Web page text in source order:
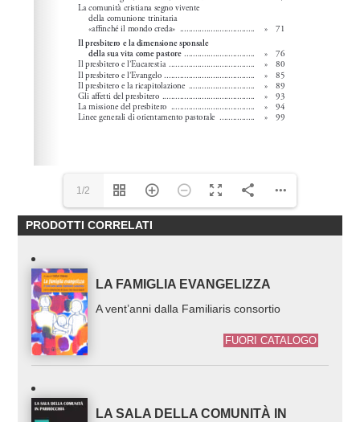
1/2
PRODOTTI CORRELATI
LA FAMIGLIA EVANGELIZZA
A vent’anni dalla Familiaris consortio
FUORI CATALOGO
LA SALA DELLA COMUNITÀ IN